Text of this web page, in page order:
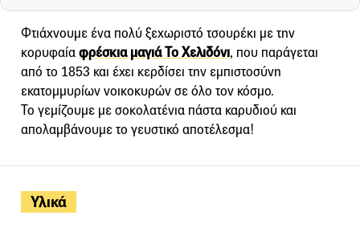
Υλικά
Φτιάχνουμε ένα πολύ ξεχωριστό τσουρέκι με την
κορυφαίαφρέσκια μαγιά Το Χελιδόνι, που παράγεται
από το 1853 και έχει κερδίσει την εμπιστοσύνη
εκατομμυρίων νοικοκυρών σε όλο τον κόσμο.
Το γεμίζουμε με σοκολατένια πάστα καρυδιού και
απολαμβάνουμε το γευστικό αποτέλεσμα!